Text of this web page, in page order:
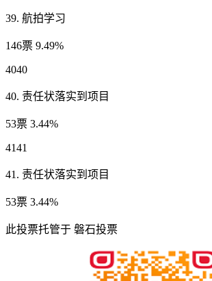
39. 航拍学习
146票 9.49%
4040
40. 责任状落实到项目
53票 3.44%
4141
41. 责任状落实到项目
53票 3.44%
此投票托管于 磐石投票